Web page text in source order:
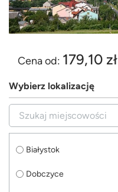
Cena od: 179,10 zł
Wybierz lokalizację
Białystok
Dobczyce